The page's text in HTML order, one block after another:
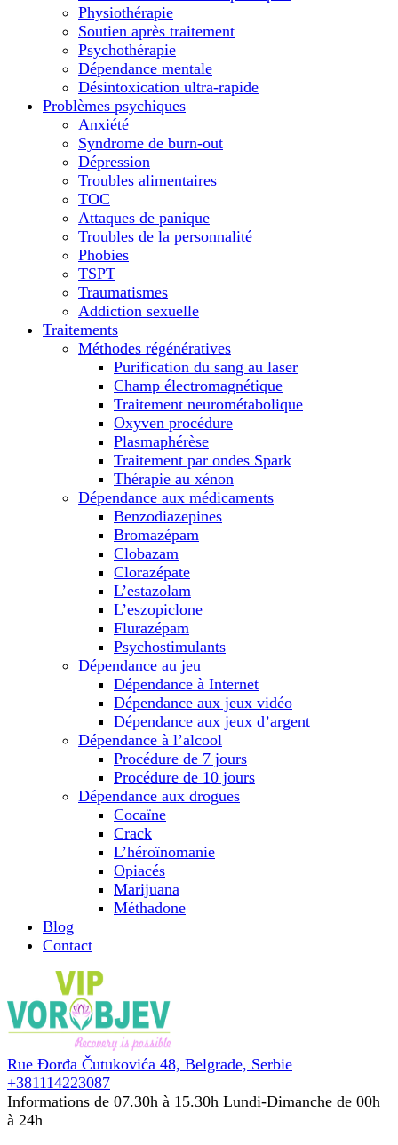
Physiothérapie
Soutien après traitement
Psychothérapie
Dépendance mentale
Désintoxication ultra-rapide
Problèmes psychiques
Anxiété
Syndrome de burn-out
Dépression
Troubles alimentaires
TOC
Attaques de panique
Troubles de la personnalité
Phobies
TSPT
Traumatismes
Addiction sexuelle
Traitements
Méthodes régénératives
Purification du sang au laser
Champ électromagnétique
Traitement neurométabolique
Oxyven procédure
Plasmaphérèse
Traitement par ondes Spark
Thérapie au xénon
Dépendance aux médicaments
Benzodiazepines
Bromazépam
Clobazam
Clorazépate
L’estazolam
L’eszopiclone
Flurazépam
Psychostimulants
Dépendance au jeu
Dépendance à Internet
Dépendance aux jeux vidéo
Dépendance aux jeux d’argent
Dépendance à l’alcool
Procédure de 7 jours
Procédure de 10 jours
Dépendance aux drogues
Cocaïne
Crack
L’héroïnomanie
Opiacés
Marijuana
Méthadone
Blog
Contact
Rue Đorđa Čutukovića 48, Belgrade, Serbie
+381114223087
Informations de 07.30h à 15.30h Lundi-Dimanche de 00h
à 24h